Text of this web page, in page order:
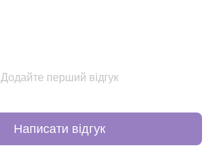
Додайте перший відгук
Написати відгук